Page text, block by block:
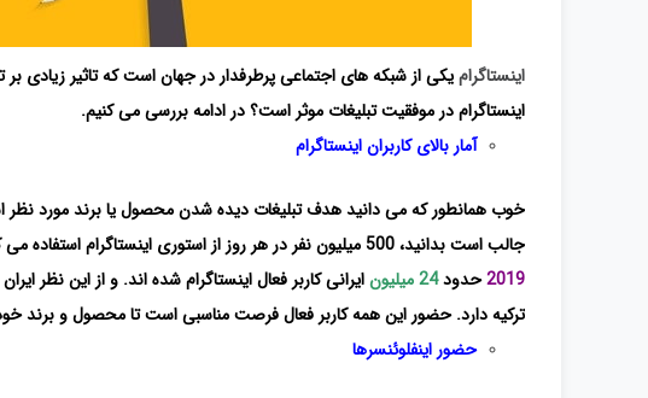
اینستاگرامیکی از شبکه های اجتماعی پرطرفدار در جهان است که تاثیر زیادی
اینستاگرام در موفقیت تبلیغات موثر است؟ در ادامه بررسی می کنیم.
آمار بالای کاربران اینستاگرام
خوب همانطور که می دانید هدف تبلیغات دیده شدن محصول یا برند مورد نظر
جالب است بدانید، 500 میلیون نفر در هر روز از استوری اینستاگرام استفاده می کنند. در ایران نیز اینستاگرام محبوبیت خوبی دارد و مطابق آمار تا سال
2019حدود24 میلیون ایرانی کاربر فعال اینستاگرام شده اند. و از این نظر
ترکیه دارد. حضور این همه کاربر فعال فرصت مناسبی است تا محصول و برند
حضور اینفلوئنسرها